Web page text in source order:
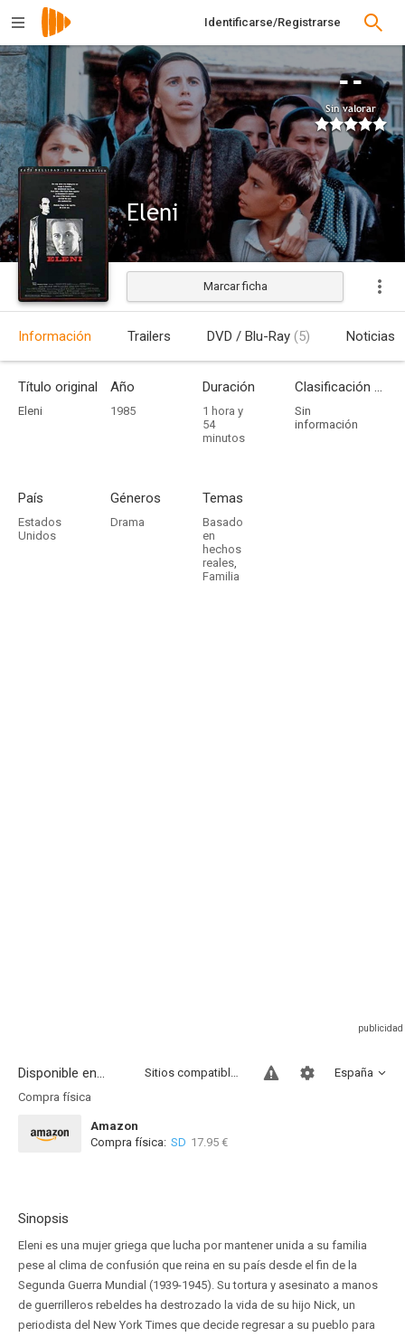
Identificarse/Registrarse
--
Sin valorar
Eleni
Estrenada
Marcar ficha
Información Trailers DVD / Blu-Ray (5) Noticias
Título original
Eleni
Año
1985
Duración
1 hora y
54
minutos
Clasificación por edades
Sin
información
País
Estados
Unidos
Géneros
Drama
Temas
Basado
en
hechos
reales,
Familia
Disponible en... España
Sitios compatibles
Compra física
Amazon
Compra física: SD 17.95 €
Sinopsis
Eleni es una mujer griega que lucha por mantener unida a su familia
pese al clima de confusión que reina en su país desde el fin de la
Segunda Guerra Mundial (1939-1945). Su tortura y asesinato a manos
de guerrilleros rebeldes ha destrozado la vida de su hijo Nick, un
periodista del New York Times que decide regresar a su pueblo para